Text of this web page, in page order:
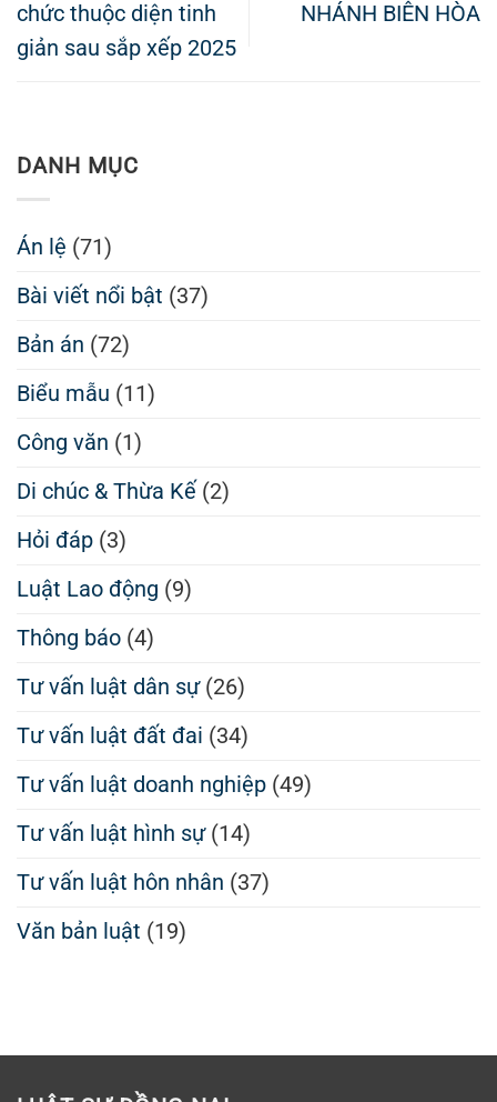
chức thuộc diện tinh
giản sau sắp xếp 2025
NHÁNH BIÊN HÒA
DANH MỤC
Án lệ (71)
Bài viết nổi bật (37)
Bản án (72)
Biểu mẫu (11)
Công văn (1)
Di chúc & Thừa Kế (2)
Hỏi đáp (3)
Luật Lao động (9)
Thông báo (4)
Tư vấn luật dân sự(26)
Tư vấn luật đất đai (34)
Tư vấn luật doanh nghiệp (49)
Tư vấn luật hình sự(14)
Tư vấn luật hôn nhân (37)
Văn bản luật (19)